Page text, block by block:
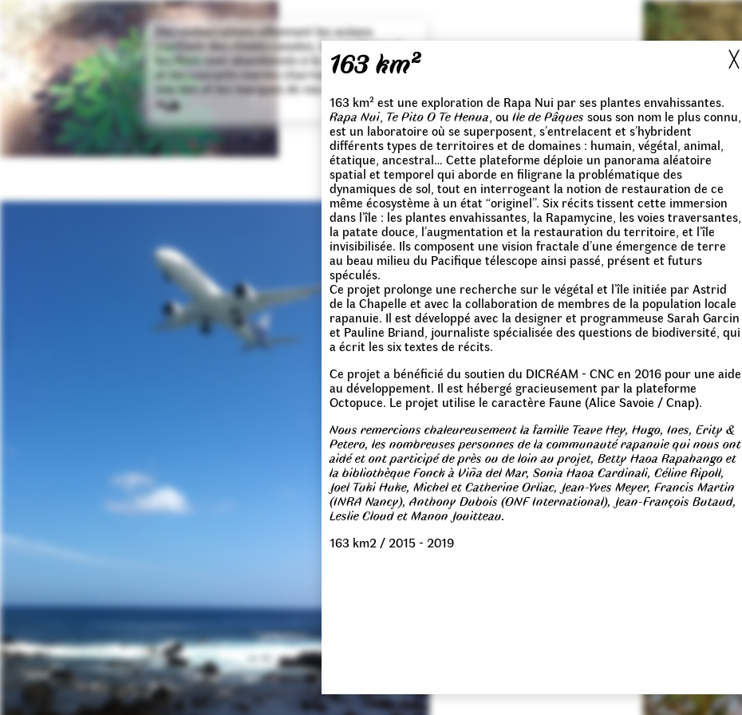
╳
163 km²
163 km² est une exploration de Rapa Nui par ses plantes envahissantes.
Rapa Nui Te Pito O Te Henua , ouIle de Pâques sous son nom le plus connu,
est un laboratoire où se superposent, s’entrelacent et s’hybrident
différents types de territoires et de domaines : humain, végétal, animal,
étatique, ancestral… Cette plateforme déploie un panorama aléatoire
spatial et temporel qui aborde en filigrane la problématique des
dynamiques de sol, tout en interrogeant la notion de restauration de ce
même écosystème à un état “originel”. Six récits tissent cette immersion
dans l’île : les plantes envahissantes, la Rapamycine, les voies traversantes,
la patate douce, l’augmentation et la restauration du territoire, et l’île
invisibilisée. Ils composent une vision fractale d’une émergence de terre
au beau milieu du Pacifique télescope ainsi passé, présent et futurs
spéculés.
Ce projet prolonge une recherche sur le végétal et l’île initiée par Astrid
de la Chapelle et avec la collaboration de membres de la population locale
rapanuie. Il est développé avec la designer et programmeuse Sarah Garcin
et Pauline Briand, journaliste spécialisée des questions de biodiversité, qui
a écrit les six textes de récits.
Ce projet a bénéficié du soutien du DICRéAM - CNC en 2016 pour une aide
au développement. Il est hébergé gracieusement par la plateforme
Octopuce. Le projet utilise le caractère Faune (Alice Savoie / Cnap).
Nous remercions chaleureusement la famille Teave Hey, Hugo, Ines, Erity &
Petero, les nombreuses personnes de la communauté rapanuie qui nous ont
aidé et ont participé de près ou de loin au projet, Betty Haoa Rapahango et
la bibliothèque Fonck à Viña del Mar, Sonia Haoa Cardinali, Céline Ripoll,
Joel Tuki Huke, Michel et Catherine Orliac, Jean-Yves Meyer, Francis Martin
(INRA Nancy), Anthony Dubois (ONF International), Jean-François Butaud,
Leslie Cloud et Manon Jouitteau.
163 km2 / 2015 - 2019
Des embarcations sillonnant les océans
rejettent des choses cassées, les cordages et
les filets sont abandonnés à la mer, les fleuves
et les courants marins charrient les bribes de
nos vies et les marques de nos industries.
↝